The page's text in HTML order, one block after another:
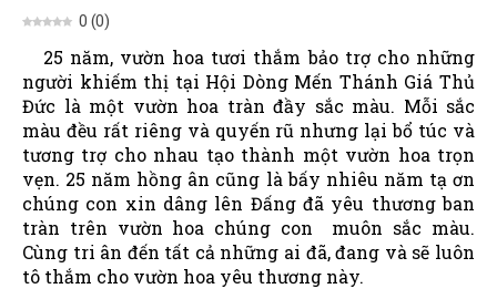
Giúp đỡ
Liên hệ
0 (0)
25 năm, vườn hoa tươi thắm bảo trợ cho những
người khiếm thị tại Hội Dòng Mến Thánh Giá Thủ
Đức là một vườn hoa tràn đầy sắc màu. Mỗi sắc
màu đều rất riêng và quyến rũ nhưng lại bổ túc và
tương trợ cho nhau tạo thành một vườn hoa trọn
vẹn. 25 năm hồng ân cũng là bấy nhiêu năm tạ ơn
chúng con xin dâng lên Đấng đã yêu thương ban
tràn trên vườn hoa chúng con muôn sắc màu.
Cùng tri ân đến tất cả những ai đã, đang và sẽ luôn
tô thắm cho vườn hoa yêu thương này.